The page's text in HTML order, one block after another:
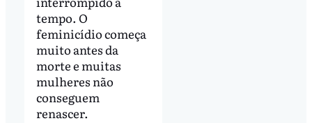
tempo. O
feminicídio começa
muito antes da
morte e muitas
mulheres não
conseguem
renascer.